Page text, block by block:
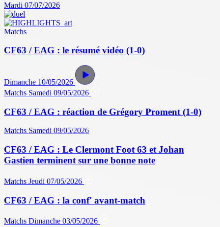
Mardi 07/07/2026
Matchs
CF63 / EAG : le résumé vidéo (1-0)
Dimanche 10/05/2026
Matchs Samedi 09/05/2026
CF63 / EAG : réaction de Grégory Proment (1-0)
Matchs Samedi 09/05/2026
CF63 / EAG : Le Clermont Foot 63 et Johan
Gastien terminent sur une bonne note
Matchs Jeudi 07/05/2026
CF63 / EAG : la conf' avant-match
Matchs Dimanche 03/05/2026